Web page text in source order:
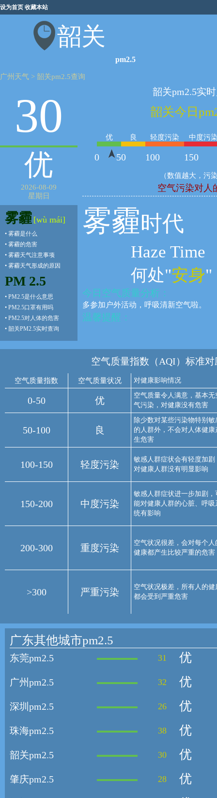
设为首页 收藏本站
韶关
pm2.5
广州天气 > 韶关pm2.5查询
30
优
2026-08-09
星期日
雾霾 [wù mái]
• 雾霾是什么
• 雾霾的危害
• 雾霾天气注意事项
• 雾霾天气形成的原因
PM 2.5
• PM2.5是什么意思
• PM2.5口罩有用吗
• PM2.5对人体的危害
• 韶关PM2.5实时查询
韶关pm2.5实
韶关今日
优 良 轻度污染 中度污
0 50 100 150
（数值越大，污
空气污染对人
雾霾时代
Haze Time
何处"安身"
今日空气质量分析：
多参加户外活动，呼吸清新空气啦。
温馨提醒：
空气质量指数（AQI）标准对
空气质量指数 空气质量状况 对健康影响情况
0-50 优
空气质量令人满意，基本无
气污染，对健康没有危害
50-100 良
除少数对某些污染物特别敏
的人群外，不会对人体健康
生危害
100-150 轻度污染
敏感人群症状会有轻度加剧
对健康人群没有明显影响
150-200 中度污染
敏感人群症状进一步加剧，
能对健康人群的心脏、呼吸
统有影响
200-300 重度污染
空气状况很差，会对每个人
健康都产生比较严重的危害
>300 严重污染
空气状况极差，所有人的健
都会受到严重危害
广东其他城市pm2.5
东莞pm2.5 31 优
广州pm2.5 32 优
深圳pm2.5 26 优
珠海pm2.5 38 优
韶关pm2.5 30 优
肇庆pm2.5 28 优